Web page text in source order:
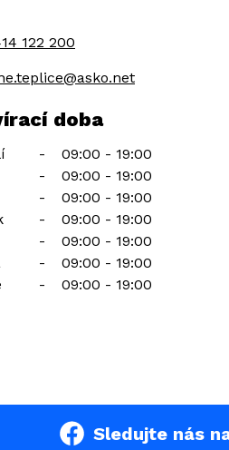
122 200
doba
-
09:00 - 19:00
-
09:00 - 19:00
-
09:00 - 19:00
-
09:00 - 19:00
-
09:00 - 19:00
-
09:00 - 19:00
- 09:00 - 19:00
Sledujte nás